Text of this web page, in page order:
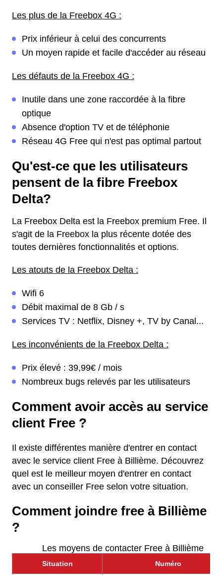
Les plus de la Freebox 4G :
Prix inférieur à celui des concurrents
Un moyen rapide et facile d'accéder au réseau
Les défauts de la Freebox 4G :
Inutile dans une zone raccordée à la fibre
optique
Absence d'option TV et de téléphonie
Réseau 4G Free qui n'est pas optimal partout
Qu'est-ce que les utilisateurs
pensent de la fibre Freebox
Delta?
La Freebox Delta est la Freebox premium Free. Il
s'agit de la Freebox la plus récente dotée des
toutes dernières fonctionnalités et options.
Les atouts de la Freebox Delta :
Wifi 6
Débit maximal de 8 Gb / s
Services TV : Netflix, Disney +, TV by Canal...
Les inconvénients de la Freebox Delta :
Prix élevé : 39,99€ / mois
Nombreux bugs relevés par les utilisateurs
Comment avoir accès au service
client Free ?
Il existe différentes manière d'entrer en contact
avec le service client Free à Billième. Découvrez
quel est le meilleur moyen d'entrer en contact
avec un conseiller Free selon votre situation.
Comment joindre free à Billième
?
Les moyens de contacter Free à Billième
Situation Numéro